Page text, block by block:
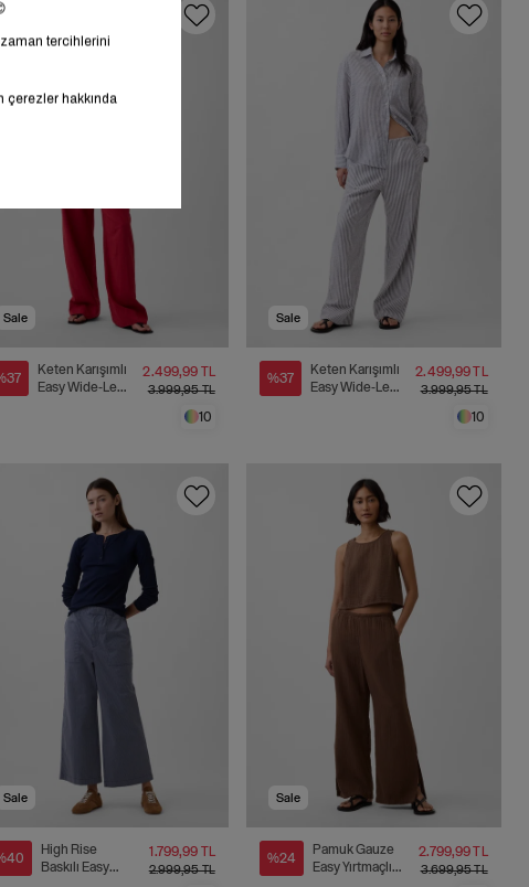
Sale
Keten Karışımlı
Easy Wide-Leg
3.999,95 TL
2.499,99 TL
10
Sale
%37
Keten Karışımlı
Easy Wide-Leg
3.999,95 TL
2.499,99 TL
10
Sale
High Rise
Baskılı Easy
2.999,95 TL
1.799,99 TL
Sale
%24
Pamuk Gauze
Easy Yırtmaçlı
3.699,95 TL
2.799,99 TL